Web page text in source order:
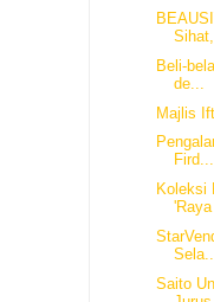
Beli-
de...
Majlis
Fird...
Koleksi
Sela...
Saito